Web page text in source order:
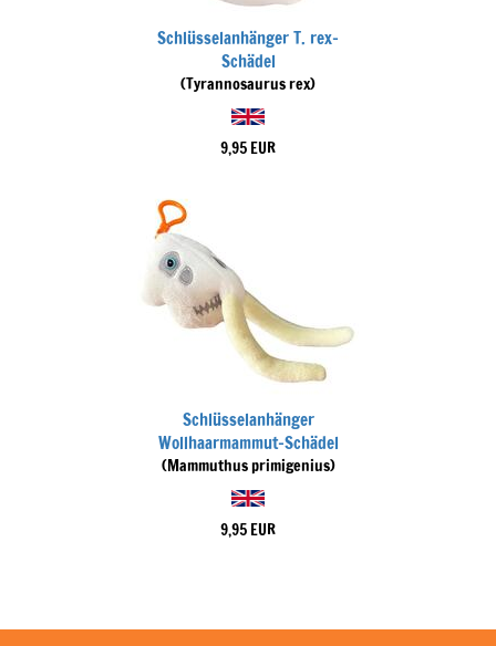
Schlüsselanhänger T. rex-
Schädel
(Tyrannosaurus rex)
9,95 EUR
Schlüsselanhänger
Wollhaarmammut-Schädel
(Mammuthus primigenius)
9,95 EUR